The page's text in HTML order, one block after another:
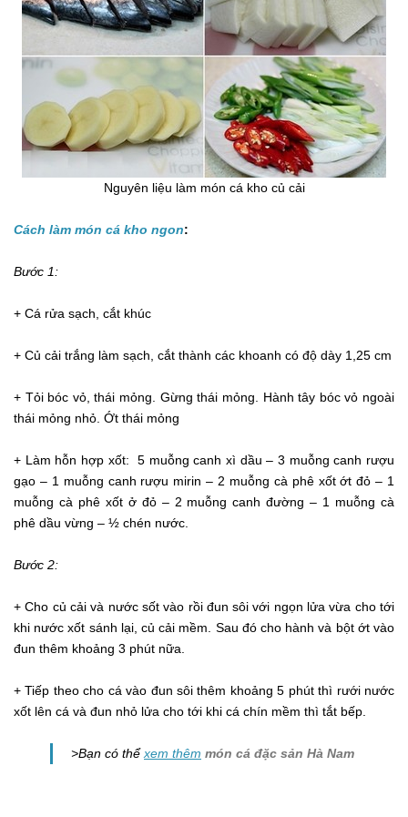
Nguyên liệu làm món cá kho củ cải
Cách làm món cá kho ngon:
Bước 1:
+ Cá rửa sạch, cắt khúc
+ Củ cải trắng làm sạch, cắt thành các khoanh có độ dày 1,25 cm
+ Tỏi bóc vỏ, thái mỏng. Gừng thái mỏng. Hành tây bóc vỏ ngoài
thái mỏng nhỏ. Ớt thái mỏng
+ Làm hỗn hợp xốt: 5 muỗng canh xì dầu – 3 muỗng canh rượu
gạo – 1 muỗng canh rượu mirin – 2 muỗng cà phê xốt ớt đỏ – 1
muỗng cà phê xốt ở đỏ – 2 muỗng canh đường – 1 muỗng cà
phê dầu vừng – ½ chén nước.
Bước 2:
+ Cho củ cải và nước sốt vào rồi đun sôi với ngọn lửa vừa cho tới
khi nước xốt sánh lại, củ cải mềm. Sau đó cho hành và bột ớt vào
đun thêm khoảng 3 phút nữa.
+ Tiếp theo cho cá vào đun sôi thêm khoảng 5 phút thì rưới nước
xốt lên cá và đun nhỏ lửa cho tới khi cá chín mềm thì tắt bếp.
>Bạn có thểxem thêm món cá đặc sản Hà Nam